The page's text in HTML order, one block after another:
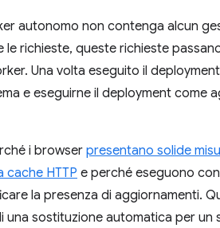
autonomo non contenga alcun
richieste, queste richieste
Una volta eseguito il
e eseguirne il deployment come
i browserpresentano solide
cache HTTP e perché eseguono
la presenza di aggiornamenti.
sostituzione automatica per un